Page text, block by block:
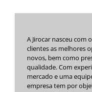
A Jirocar nasceu com
clientes as melhores
novos, bem como
qualidade. Com
mercado e uma
empresa tem por